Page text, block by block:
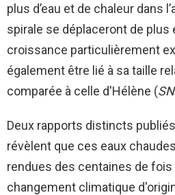
plus d’eau et de chaleur dans
spirale se déplaceront de plus
croissance particulièrement
également être lié à sa taille
comparée à celle d'Hélène (
Deux rapports distincts
révèlent que ces eaux
rendues des centaines de fois
changement climatique